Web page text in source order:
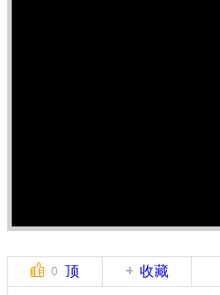
0 顶 收藏